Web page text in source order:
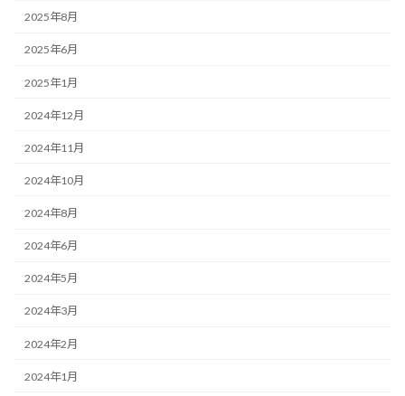
2025年8月
2025年6月
2025年1月
2024年12月
2024年11月
2024年10月
2024年8月
2024年6月
2024年5月
2024年3月
2024年2月
2024年1月